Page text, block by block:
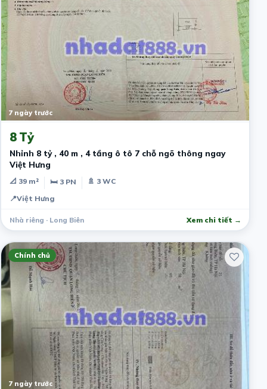
7 ngày trước
8 Tỷ
Nhỉnh 8 tỷ , 40 m , 4 tầng ô tô 7 chỗ ngõ thông ngay
Việt Hưng
📐 39 m² 🛏 3 PN
🚿 3 WC
📍Việt Hưng
Nhà riêng · Long Biên Xem chi tiết →
Chính chủ
7 ngày trước